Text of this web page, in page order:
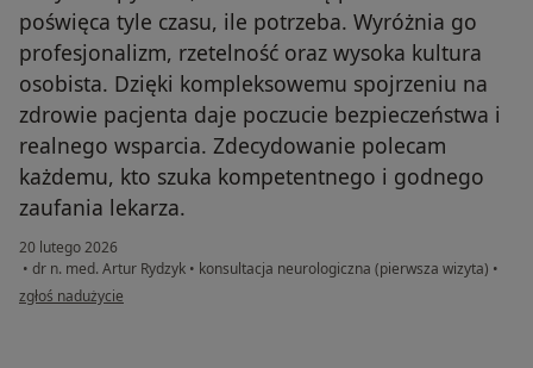
poświęca tyle czasu, ile potrzeba. Wyróżnia go
profesjonalizm, rzetelność oraz wysoka kultura
osobista. Dzięki kompleksowemu spojrzeniu na
zdrowie pacjenta daje poczucie bezpieczeństwa i
realnego wsparcia. Zdecydowanie polecam
każdemu, kto szuka kompetentnego i godnego
zaufania lekarza.
20 lutego 2026
• dr n. med. Artur Rydzyk • konsultacja neurologiczna (pierwsza wizyta) •
w opinii użytkownika KAZIMIERA ADAMIAK
zgłoś nadużycie